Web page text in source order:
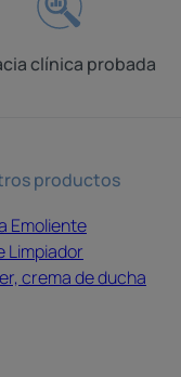
clínica probada
productos
Emoliente
Limpiador
crema de ducha